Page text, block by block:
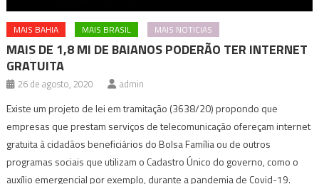
MAIS BAHIA MAIS BRASIL MAIS NOTICIAS
MAIS DE 1,8 MI DE BAIANOS PODERÃO TER INTERNET
GRATUITA
26 de agosto, 2020 admin
Existe um projeto de lei em tramitação (3638/20) propondo que
empresas que prestam serviços de telecomunicação ofereçam internet
gratuita à cidadãos beneficiários do Bolsa Família ou de outros
programas sociais que utilizam o Cadastro Único do governo, como o
auxílio emergencial por exemplo, durante a pandemia de Covid-19.